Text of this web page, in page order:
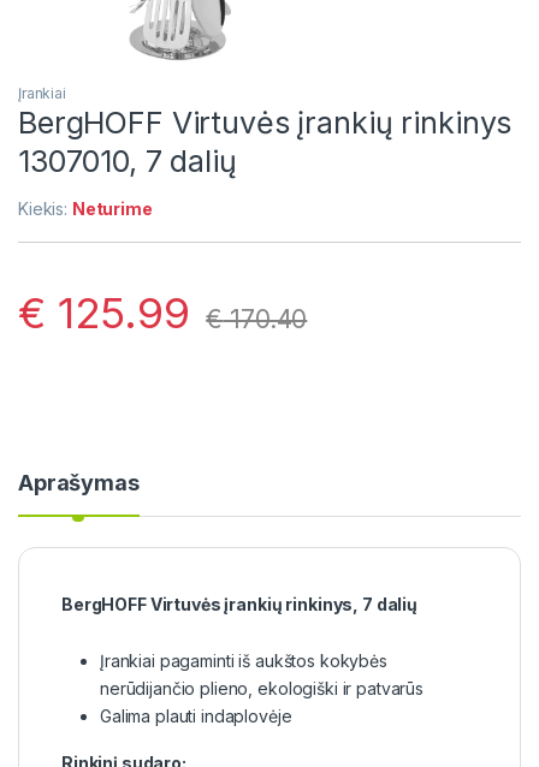
Įrankiai
BergHOFF Virtuvės įrankių rinkinys
1307010, 7 dalių
Kiekis: Neturime
€ 125.99 €170.40
Aprašymas
BergHOFF Virtuvės įrankių rinkinys, 7 dalių
Įrankiai pagaminti iš aukštos kokybės
nerūdijančio plieno, ekologiški ir patvarūs
Galima plauti indaplovėje
Rinkinį sudaro: